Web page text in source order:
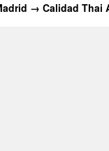
→ Calidad Thai